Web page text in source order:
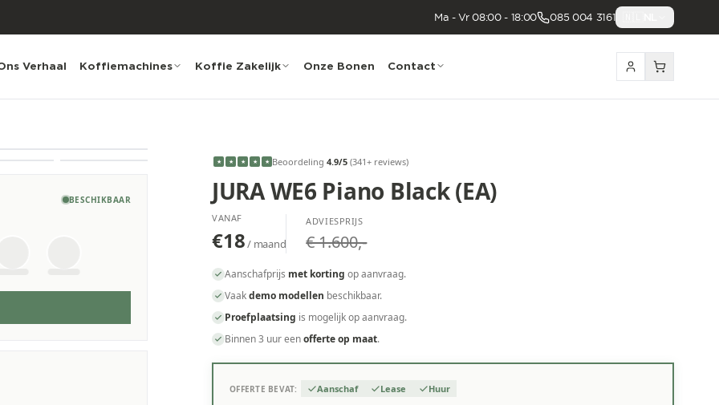
Ma - Vr 08:00 - 18:00 085 004 3161
Verhaal Koffiemachines Koffie Zakelijk Onze Bonen Contact
BESCHIKBAAR
★ ★ ★ ★ ★ Beoordeling 4.9/5 (341+ reviews)
JURA WE6 Piano Black (EA)
VANAF
€18/ maand
ADVIESPRIJS
€ 1.600,-
Aanschafprijs met korting op aanvraag.
Vaakdemo modellen beschikbaar.
Proefplaatsing is mogelijk op aanvraag.
Binnen 3 uur eenofferte op maat.
OFFERTE BEVAT: Aanschaf Lease Huur